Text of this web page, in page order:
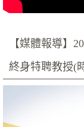
【媒體報導】
終身特聘教授(